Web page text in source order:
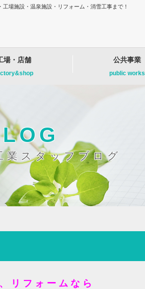
場施設・温泉施設・リフォーム・消雪工事まで！
場・店舗 公共事業
public works
業スタッフブログ
リフォームなら